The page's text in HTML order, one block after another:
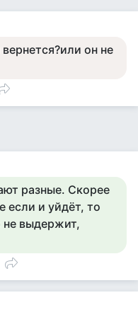
он не
разные. Скорее
если и уйдёт, то
выдержит,